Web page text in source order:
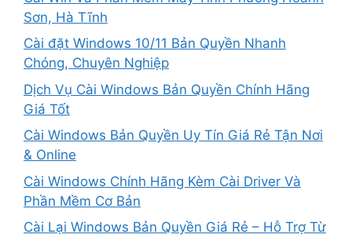
Sơn, Hà Tĩnh
Cài đặt Windows 10/11 Bản Quyền Nhanh
Chóng, Chuyên Nghiệp
Dịch Vụ Cài Windows Bản Quyền Chính Hãng
Giá Tốt
Cài Windows Bản Quyền Uy Tín Giá Rẻ Tận Nơi
& Online
Cài Windows Chính Hãng Kèm Cài Driver Và
Phần Mềm Cơ Bản
Cài Lại Windows Bản Quyền Giá Rẻ – Hỗ Trợ Từ